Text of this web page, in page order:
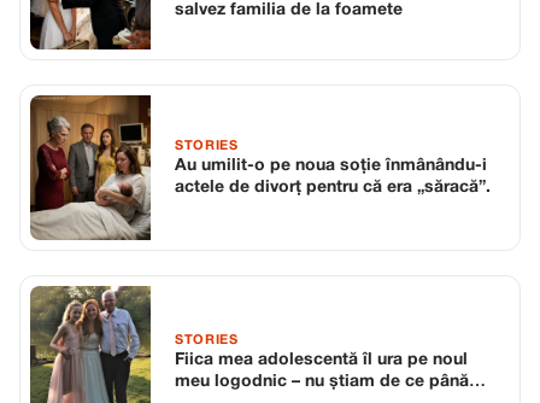
salvez familia de la foamete
STORIES
Au umilit-o pe noua soție înmânându-i
actele de divorț pentru că era „săracă”.
STORIES
Fiica mea adolescentă îl ura pe noul
meu logodnic – nu știam de ce până